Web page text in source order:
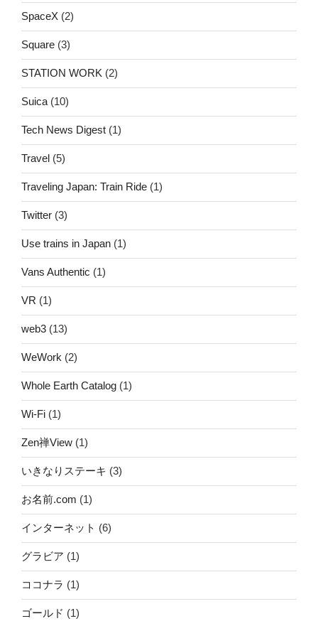
SpaceX (2)
Square (3)
STATION WORK (2)
Suica (10)
Tech News Digest (1)
Travel (5)
Traveling Japan: Train Ride (1)
Twitter (3)
Use trains in Japan (1)
Vans Authentic (1)
VR (1)
web3 (13)
WeWork (2)
Whole Earth Catalog (1)
Wi-Fi (1)
Zen禅View (1)
いきなりステーキ (3)
お名前.com (1)
インターネット (6)
グラビア (1)
ココナラ (1)
ゴールド (1)